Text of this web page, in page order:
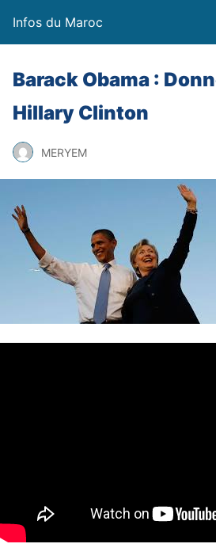
Infos du Maroc
Barack Obama :
Hillary Clinton
MERYEM